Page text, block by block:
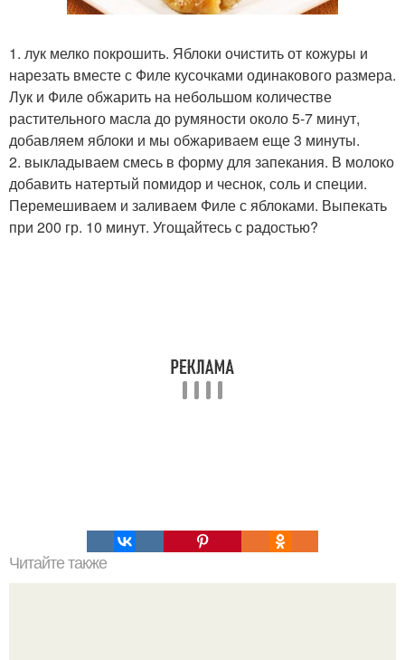
1. лук мелко покрошить. Яблоки очистить от кожуры и
нарезать вместе с Филе кусочками одинакового размера.
Лук и Филе обжарить на небольшом количестве
растительного масла до румяности около 5-7 минут,
добавляем яблоки и мы обжариваем еще 3 минуты.
2. выкладываем смесь в форму для запекания. В молоко
добавить натертый помидор и чеснок, соль и специи.
Перемешиваем и заливаем Филе с яблоками. Выпекать
при 200 гр. 10 минут. Угощайтесь с радостью?
Читайте также